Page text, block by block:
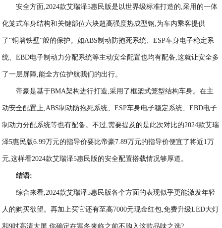
安全方面,2024款艾瑞泽5惠民版是以世界级标准打造的,采用的一体
化笼式车身结构和关键部位六块超高强度热成型钢,为车内乘客提供
了“铜墙铁壁”般的保护。如ABS制动防抱死系统、ESP车身电子稳定系
统、EBD电子制动力分配系统等主动安全配置也均有配备,这就让安全多
了一层屏障,能全方位护航我们的出行。
帝豪是基于BMA架构进行打造,采用了框架式笼型结构车身。在主
动安全配置上,ABS制动防抱死系统、ESP车身电子稳定系统、EBD电子
制动力分配系统等也有配备。不过,需要提及的是此次对比的2024款艾瑞
泽5惠民版6.99万元的指导价要比帝豪7.89万元的指导价便宜了将近1万
元,这样看2024款艾瑞泽5惠民版的安全配置搭载情况够厚道。
结语:
综合来看,2024款艾瑞泽5惠民版各个方面的表现似乎更能激发年轻
人的购买欲望。再加上买它还有至高7000元现金红包,免费升级LED大灯
和9吋高清大屏,你确定在寒冬来临之前不购入这款品味之选?